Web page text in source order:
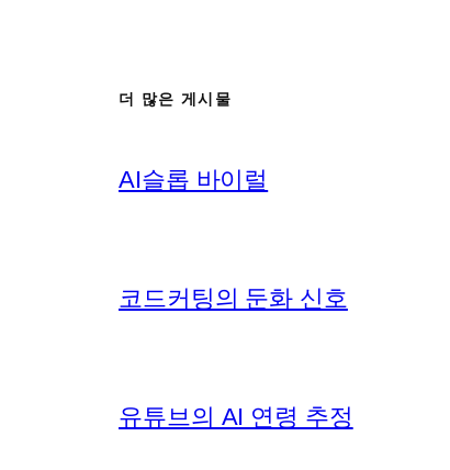
더 많은 게시물
AI슬롭 바이럴
코드커팅의 둔화 신호
유튜브의 AI 연령 추정